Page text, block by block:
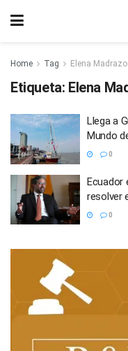
Home Tag Elena Madrazo
Etiqueta: Elena
Llega a
Mundo
0
Ecuador
resolver
0